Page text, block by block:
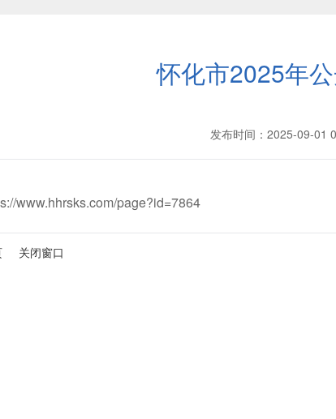
怀化市2025年
发布时间：2025-09-01
www.hhrsks.com/page?id=7864
关闭窗口